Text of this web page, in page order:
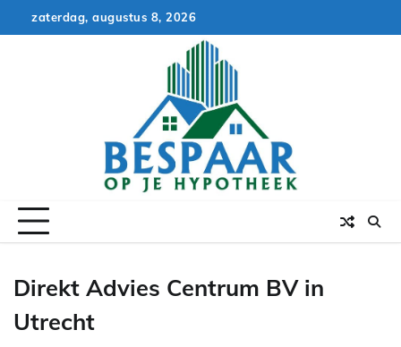
to
zaterdag, augustus 8, 2026
Direkt Advies Centrum BV in
Utrecht